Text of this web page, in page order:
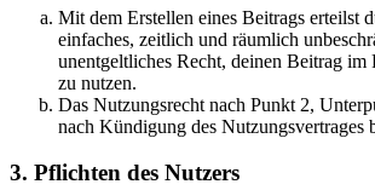
Mit dem Erstellen eines Beitrags erteilst
einfaches, zeitlich und räumlich
unentgeltliches Recht, deinen Beitrag im
zu nutzen.
Das Nutzungsrecht nach Punkt 2,
nach Kündigung des Nutzungsvertrages
3. Pflichten des Nutzers